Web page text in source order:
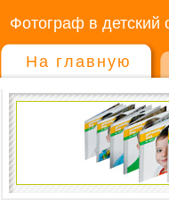
Фотограф в детский
На главную